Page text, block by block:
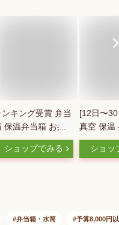
ンキング受賞 弁当
保温弁当箱 お弁
箱 丼 保温 大容量
量 レンジ対応 食
入園入学 新生
ショップでみる
[12日〜
真空 保温
容量
型 丼ぶ
保温ジャ
ショッ
弁当箱・水筒 予算8,000円